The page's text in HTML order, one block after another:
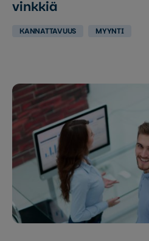
vinkkiä
KANNATTAVUUS MYYNTI